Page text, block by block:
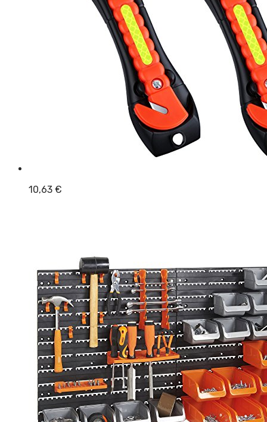
10,63 €